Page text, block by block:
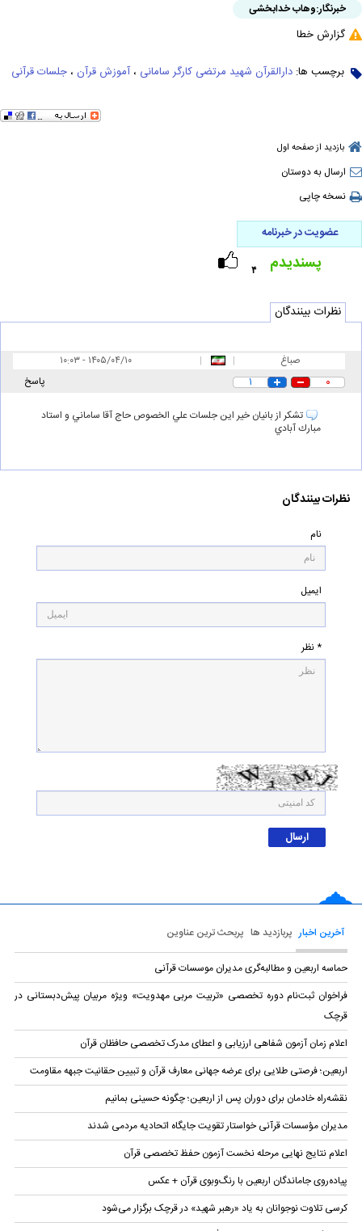
خبرنگار:وهاب خدابخشی
گزارش خطا
برچسب ها: دارالقرآن شهید مرتضی کارگر سامانی ، آموزش قرآن ، جلسات قرآنی
بازدید از صفحه اول
ارسال به دوستان
نسخه چاپی
عضویت در خبرنامه
۴ پسندیدم
نظرات بینندگان
صباغ |
| ۱۰:۰۳ - ۱۴۰۵/۰۴/۱۰
۰ ۱ پاسخ
تشكر از بانيان خير اين جلسات علي الخصوص حاج آقا ساماني و استاد
مبارك آبادي
نظرات بینندگان
نام
ایمیل
* نظر
آخرین اخبار پربازدید ها پربحث ترین عناوین
حماسه اربعین و مطالبه‌گری مدیران موسسات قرآنی
فراخوان ثبت‌نام دوره تخصصی «تربیت مربی مهدویت» ویژه مربیان پیش‌دبستانی در
قرچک
اعلام زمان آزمون شفاهی ارزیابی و اعطای مدرک تخصصی حافظان قرآن
اربعین؛ فرصتی طلایی برای عرضه جهانی معارف قرآن و تبیین حقانیت جبهه مقاومت
نقشه‌راه خادمان برای دوران پس از اربعین؛ چگونه حسینی بمانیم
مدیران مؤسسات قرآنی خواستار تقویت جایگاه اتحادیه‌ مردمی شدند
اعلام نتایج نهایی مرحله نخست آزمون حفظ تخصصی قرآن
پیاده‌روی جاماندگان اربعین با رنگ‌وبوی قرآن + عکس
کرسی تلاوت نوجوانان به یاد «رهبر شهید» در قرچک برگزار می‌شود